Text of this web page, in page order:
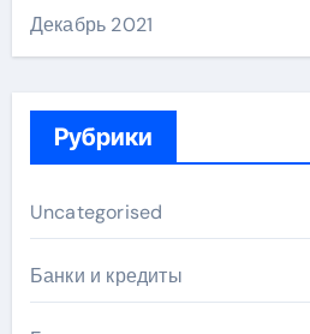
Декабрь 2021
Рубрики
Uncategorised
Банки и кредиты